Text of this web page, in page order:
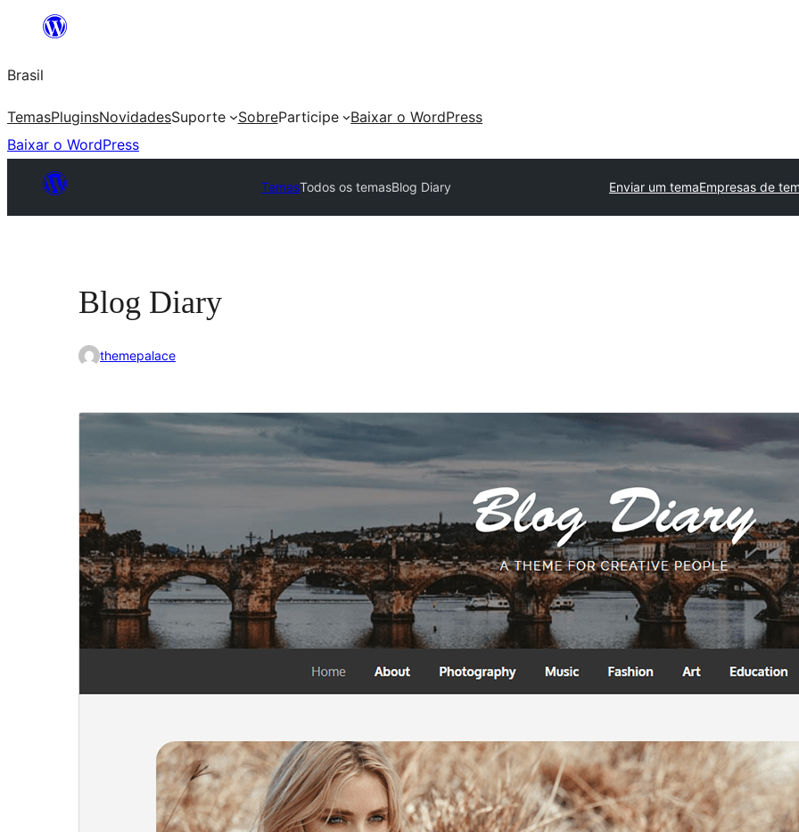
o
conteúdo
Brasil
TemasPluginsNovidadesSuporte SobreParticipe
Baixar o WordPress
Baixar o WordPress
TemasTodos os temasBlog Diary Enviar um temaEmpresas de
Blog Diary
themepalace